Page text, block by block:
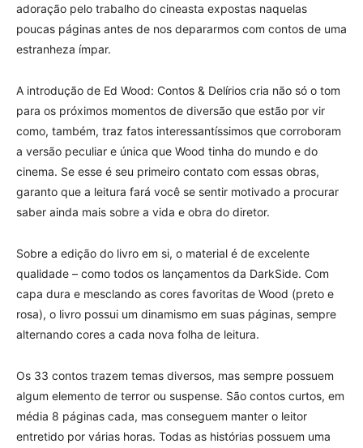
adoração pelo trabalho do cineasta expostas naquelas
poucas páginas antes de nos depararmos com contos de uma
estranheza ímpar.
A introdução de Ed Wood: Contos & Delírios cria não só o tom
para os próximos momentos de diversão que estão por vir
como, também, traz fatos interessantíssimos que corroboram
a versão peculiar e única que Wood tinha do mundo e do
cinema. Se esse é seu primeiro contato com essas obras,
garanto que a leitura fará você se sentir motivado a procurar
saber ainda mais sobre a vida e obra do diretor.
Sobre a edição do livro em si, o material é de excelente
qualidade – como todos os lançamentos da DarkSide. Com
capa dura e mesclando as cores favoritas de Wood (preto e
rosa), o livro possui um dinamismo em suas páginas, sempre
alternando cores a cada nova folha de leitura.
Os 33 contos trazem temas diversos, mas sempre possuem
algum elemento de terror ou suspense. São contos curtos, em
média 8 páginas cada, mas conseguem manter o leitor
entretido por várias horas. Todas as histórias possuem uma